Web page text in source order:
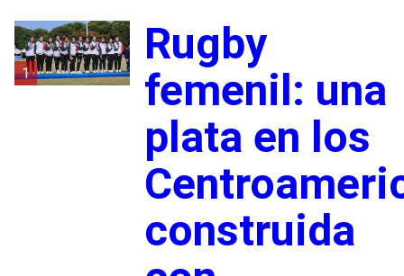
1
Rugby
femenil: una
plata en los
construida